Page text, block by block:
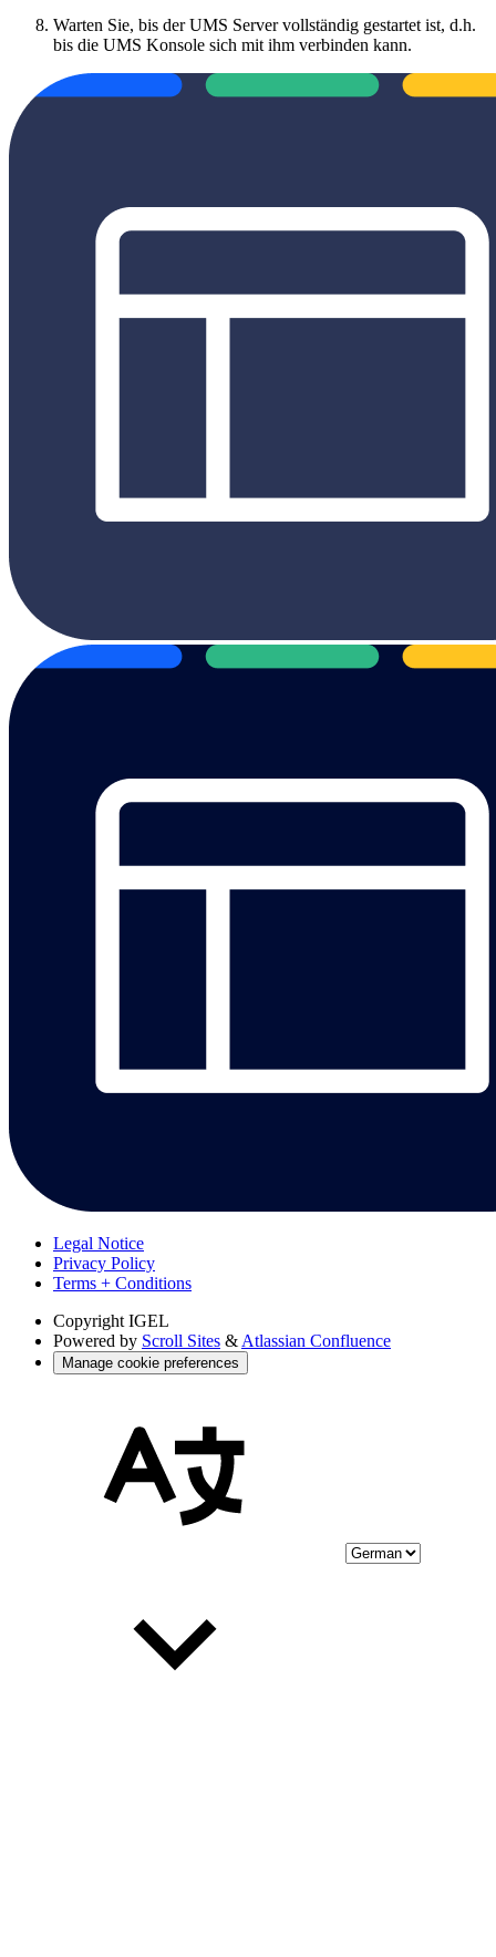
Warten Sie, bis der UMS Server vollständig gestartet ist, d.h.
bis die UMS Konsole sich mit ihm verbinden kann.
Legal Notice
Privacy Policy
Terms + Conditions
Copyright IGEL
Powered by Scroll Sites & Atlassian Confluence
Manage cookie preferences